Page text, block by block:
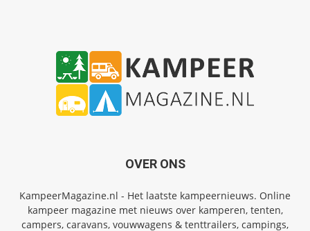
OVER ONS
KampeerMagazine.nl - Het laatste kampeernieuws. Online
kampeer magazine met nieuws over kamperen, tenten,
campers, caravans, vouwwagens & tenttrailers, campings,